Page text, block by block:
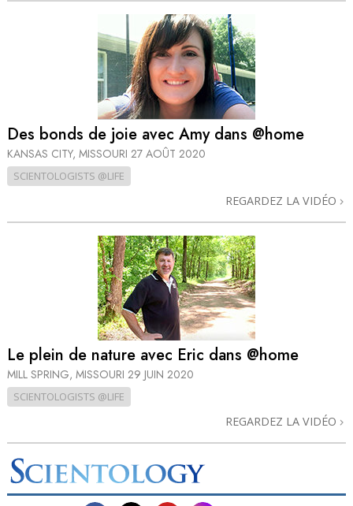
Des bonds de joie avec Amy dans @home
KANSAS CITY, MISSOURI 27 AOÛT 2020
SCIENTOLOGISTS @LIFE
REGARDEZ LA VIDÉO
Le plein de nature avec Eric dans @home
MILL SPRING, MISSOURI 29 JUIN 2020
SCIENTOLOGISTS @LIFE
REGARDEZ LA VIDÉO